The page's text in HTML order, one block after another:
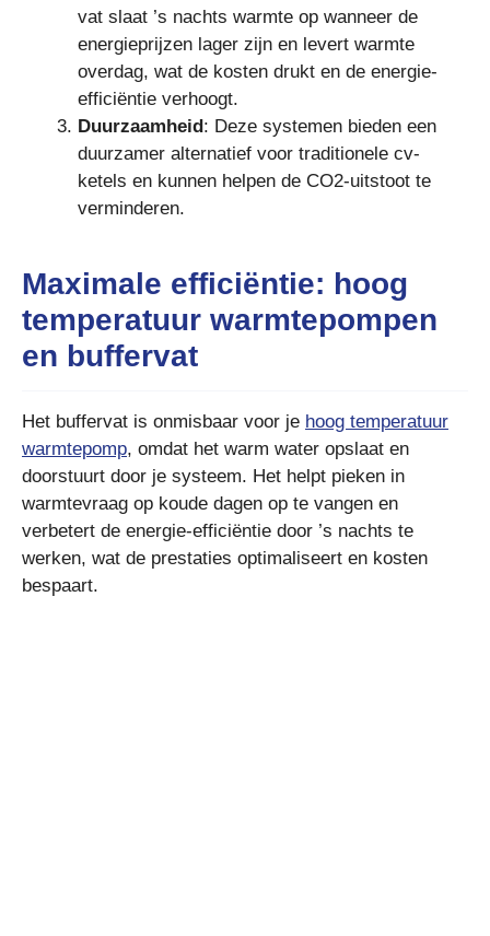
vat slaat ’s nachts warmte op wanneer de
energieprijzen lager zijn en levert warmte
overdag, wat de kosten drukt en de energie-
efficiëntie verhoogt.
Duurzaamheid : Deze systemen bieden een
duurzamer alternatief voor traditionele cv-
ketels en kunnen helpen de CO2-uitstoot te
verminderen.
Maximale efficiëntie: hoog
temperatuur warmtepompen
en buffervat
Het buffervat is onmisbaar voor je hoog temperatuur
warmtepomp, omdat het warm water opslaat en
doorstuurt door je systeem. Het helpt pieken in
warmtevraag op koude dagen op te vangen en
verbetert de energie-efficiëntie door ’s nachts te
werken, wat de prestaties optimaliseert en kosten
bespaart.